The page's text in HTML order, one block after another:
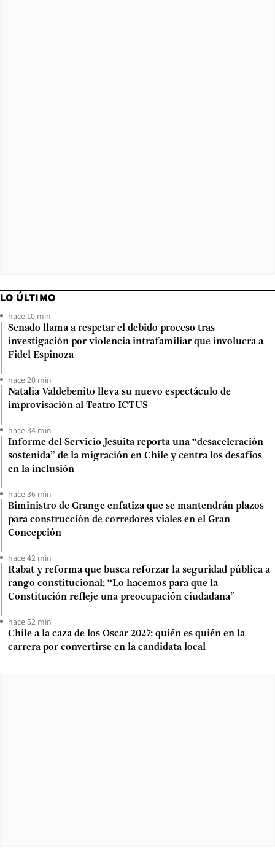
LO ÚLTIMO
hace 10 min
Senado llama a respetar el debido proceso tras
investigación por violencia intrafamiliar que involucra a
Fidel Espinoza
hace 20 min
Natalia Valdebenito lleva su nuevo espectáculo de
improvisación al Teatro ICTUS
hace 34 min
Informe del Servicio Jesuita reporta una “desaceleración
sostenida” de la migración en Chile y centra los desafíos
en la inclusión
hace 36 min
Biministro de Grange enfatiza que se mantendrán plazos
para construcción de corredores viales en el Gran
Concepción
hace 42 min
Rabat y reforma que busca reforzar la seguridad pública a
rango constitucional: “Lo hacemos para que la
Constitución refleje una preocupación ciudadana”
hace 52 min
Chile a la caza de los Oscar 2027: quién es quién en la
carrera por convertirse en la candidata local